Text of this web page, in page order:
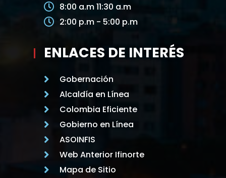
8:00 a.m 11:30 a.m
2:00 p.m - 5:00 p.m
ENLACES DE INTERÉS
Gobernación
Alcaldía en Línea
Colombia Eficiente
Gobierno en Línea
ASOINFIS
Web Anterior Ifinorte
Mapa de Sitio